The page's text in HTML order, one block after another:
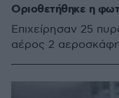
Οριοθετήθηκε η
Επιχείρησαν 25
αέρος 2 αεροσκάφη